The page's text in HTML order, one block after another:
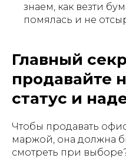
знаем, как везти
помялась и не
Главный
продавайте
статус и
Чтобы продавать
маржой, она должна
смотреть при